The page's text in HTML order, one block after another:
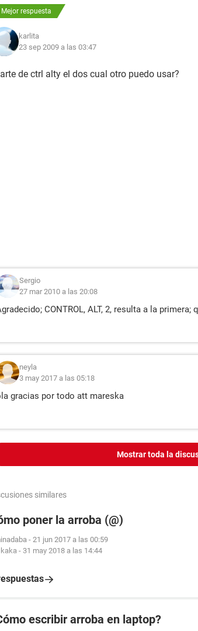
Mejor respuesta
karlita
23 sep 2009 a las 03:47
de ctrl alty el dos cual otro puedo usar?
Sergio
27 mar 2010 a las 20:08
CONTROL, ALT, 2, resulta a la primera;
neyla
3 may 2017 a las 05:18
gracias por todo att mareska
Mostrar toda la
similares
poner la arroba (@)
- 21 jun 2017 a las 00:59
kaka - 31 may 2018 a las 14:44
escribir arroba en laptop?